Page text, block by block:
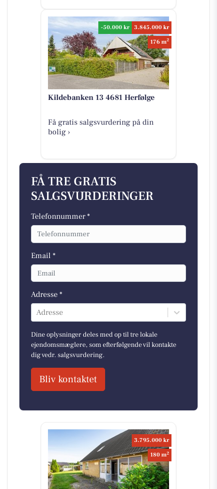
-50.000 kr
3.845.000 kr
176 m2
Kildebanken 13 4681 Herfølge
Få gratis salgsvurdering på din
bolig ›
FÅ TRE GRATIS
SALGSVURDERINGER
Telefonnummer *
Email *
Adresse *
Adresse
Dine oplysninger deles med op til tre lokale
ejendomsmæglere, som efterfølgende vil kontakte
dig vedr. salgsvurdering.
Bliv kontaktet
3.795.000 kr
180 m2